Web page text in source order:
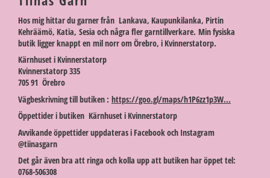
Hos mig hittar du garner från Lankava, Kaupunkilanka, Pirtin
Kehräämö, Katia, Sesia och några fler garntillverkare. Min fysiska
butik ligger knappt en mil norr om Örebro, i Kvinnerstatorp.
Kärnhuset i Kvinnerstatorp
Kvinnerstatorp 335
705 91 Örebro
Vägbeskrivning till butiken : https://goo.gl/maps/h1P6zz1p3W...
Öppettider i butiken Kärnhuset i Kvinnerstatorp
Avvikande öppettider uppdateras i Facebook och Instagram
@tiinasgarn
Det går även bra att ringa och kolla upp att butiken har öppet tel:
0768-506308